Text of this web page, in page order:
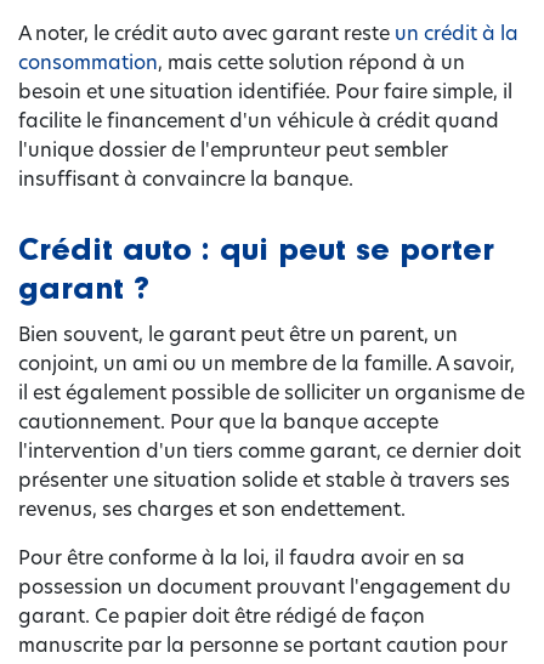
A noter, le crédit auto avec garant reste un crédit à la
consommation, mais cette solution répond à un
besoin et une situation identifiée. Pour faire simple, il
facilite le financement d'un véhicule à crédit quand
l'unique dossier de l'emprunteur peut sembler
insuffisant à convaincre la banque.
Crédit auto : qui peut se porter
garant ?
Bien souvent, le garant peut être un parent, un
conjoint, un ami ou un membre de la famille. A savoir,
il est également possible de solliciter un organisme de
cautionnement. Pour que la banque accepte
l'intervention d'un tiers comme garant, ce dernier doit
présenter une situation solide et stable à travers ses
revenus, ses charges et son endettement.
Pour être conforme à la loi, il faudra avoir en sa
possession un document prouvant l'engagement du
garant. Ce papier doit être rédigé de façon
manuscrite par la personne se portant caution pour